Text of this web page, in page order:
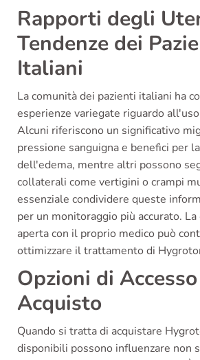
Rapporti degli
Tendenze dei
Italiani
La comunità dei pazienti italiani ha
esperienze variegate riguardo
Alcuni riferiscono un significativo
pressione sanguigna e benefìci per
dell'edema, mentre altri possono
collaterali come vertigini o crampi
essenziale condividere queste
per un monitoraggio più accurato. La
aperta con il proprio medico può
ottimizzare il trattamento di
Opzioni di
Acquisto
Quando si tratta di acquistare
disponibili possono influenzare non